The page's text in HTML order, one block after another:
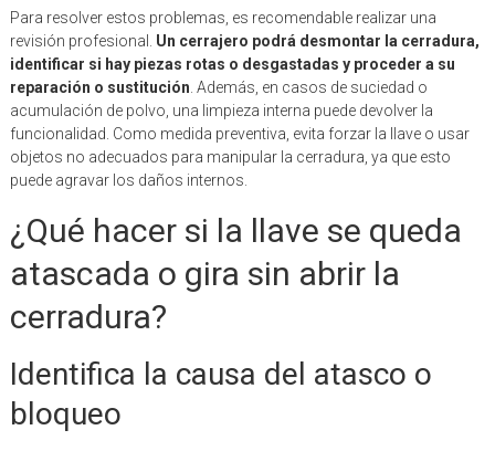
Para resolver estos problemas, es recomendable realizar una
revisión profesional. Un cerrajero podrá desmontar la cerradura,
identificar si hay piezas rotas o desgastadas y proceder a su
reparación o sustitución . Además, en casos de suciedad o
acumulación de polvo, una limpieza interna puede devolver la
funcionalidad. Como medida preventiva, evita forzar la llave o usar
objetos no adecuados para manipular la cerradura, ya que esto
puede agravar los daños internos.
¿Qué hacer si la llave se queda
atascada o gira sin abrir la
cerradura?
Identifica la causa del atasco o
bloqueo